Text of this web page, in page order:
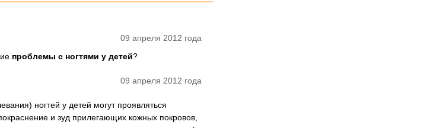
09 апреля 2012 года
проблемы с ногтями у детей?
09 апреля 2012 года
ногтей у детей могут проявляться
и зуд прилегающих кожных покровов,